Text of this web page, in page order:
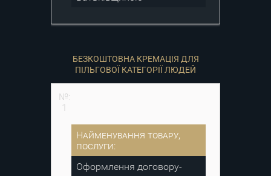
БЕЗКОШТОВНА КРЕМАЦІЯ ДЛЯ
ПІЛЬГОВОЇ КАТЕГОРІЇ ЛЮДЕЙ
№:
1
Найменування товару,
послуги:
Оформлення договору-